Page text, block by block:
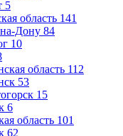
5
область 141
Дону 84
10
область 112
53
15
6
область 101
62